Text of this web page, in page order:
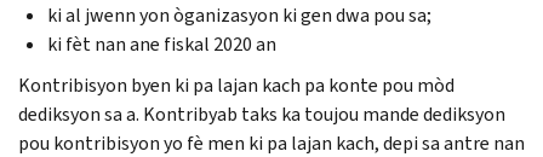
ki al jwenn yon òganizasyon ki gen dwa pou sa;
ki fèt nan ane fiskal 2020 an
Kontribisyon byen ki pa lajan kach pa konte pou mòd
dediksyon sa a. Kontribyab taks ka toujou mande dediksyon
pou kontribisyon yo fè men ki pa lajan kach, depi sa antre nan